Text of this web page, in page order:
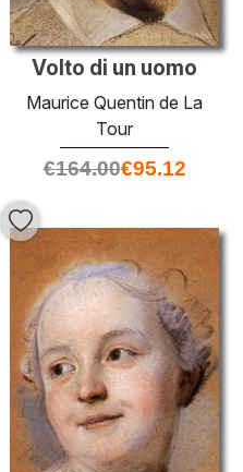
Volto di un uomo
Maurice Quentin de La
Tour
€164.00€95.12